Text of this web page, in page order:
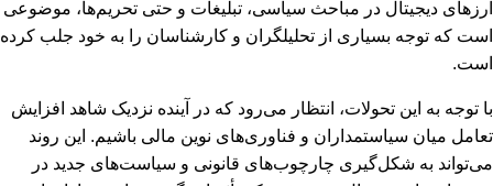
ارزهای دیجیتال در مباحث سیاسی، تبلیغات و حتی تحریم‌ها، موضوعی
است که توجه بسیاری از تحلیلگران و کارشناسان را به خود جلب کرده
است.
با توجه به این تحولات، انتظار می‌رود که در آینده نزدیک شاهد افزایش
تعامل میان سیاستمداران و فناوری‌های نوین مالی باشیم. این روند
می‌تواند به شکل‌گیری چارچوب‌های قانونی و سیاست‌های جدید در